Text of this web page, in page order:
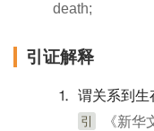
death;
引证解释
⒈ 谓关系到生
引
《新